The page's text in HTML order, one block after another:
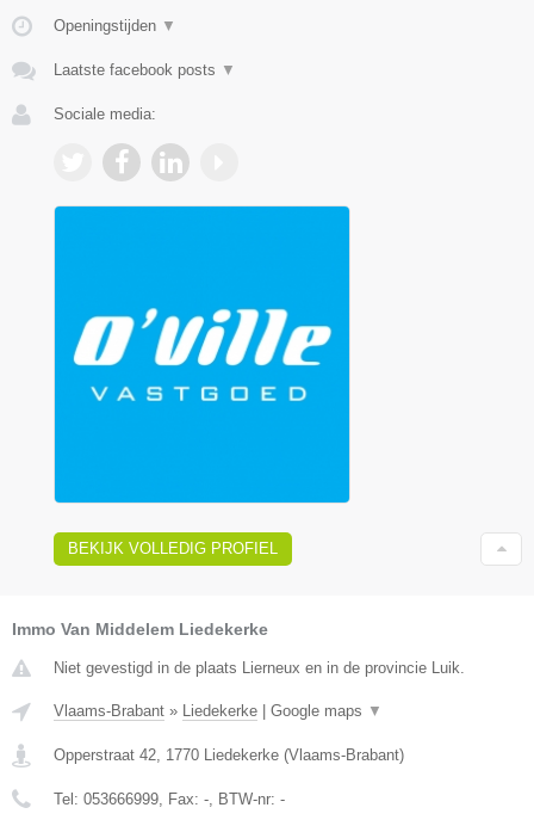
Openingstijden ▼
Laatste facebook posts ▼
Sociale media:
BEKIJK VOLLEDIG PROFIEL
Immo Van Middelem Liedekerke
Niet gevestigd in de plaats Lierneux en in de provincie Luik.
Vlaams-Brabant » Liedekerke Google maps ▼
Opperstraat 42 1770 Liedekerke (Vlaams-Brabant)
Tel: 053666999 , Fax: - , BTW-nr: -